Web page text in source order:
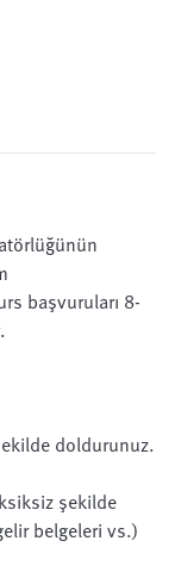
başvuruları 8-
doldurunuz.
şekilde
belgeleri vs.)